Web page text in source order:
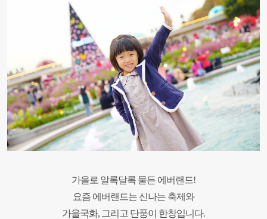
가을로 알록달록 물든 에버랜드!
요즘 에버랜드는 신나는 축제와
가을국화, 그리고 단풍이 한창입니다.